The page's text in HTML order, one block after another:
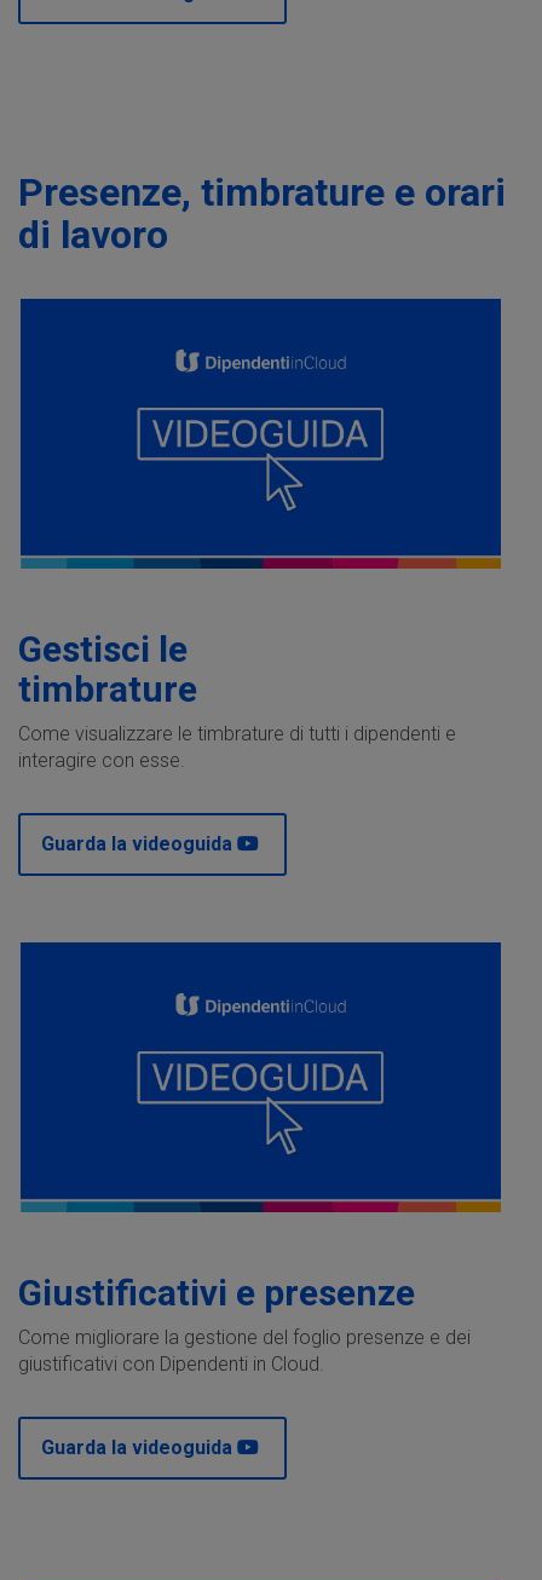
Presenze, timbrature e orari
di lavoro
Gestisci le
timbrature
Come visualizzare le timbrature di tutti i dipendenti e
interagire con esse.
Guarda la videoguida
Giustificativi e presenze
Come migliorare la gestione del foglio presenze e dei
giustificativi con Dipendenti in Cloud.
Guarda la videoguida